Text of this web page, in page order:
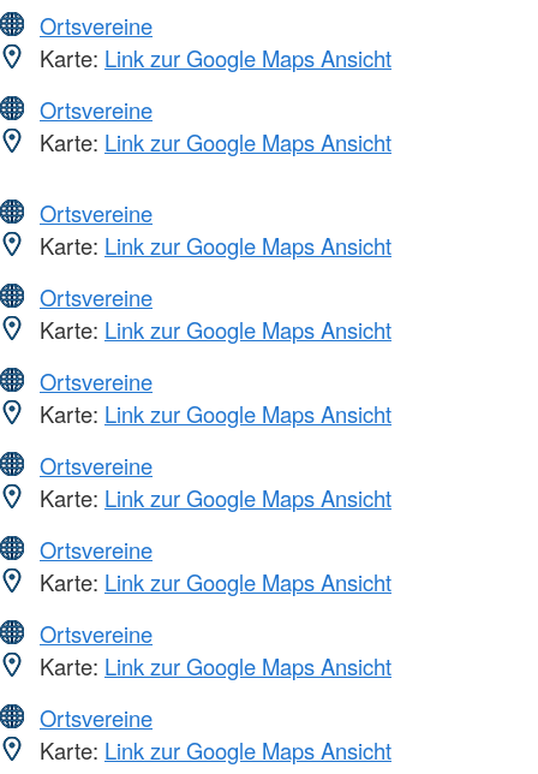
Ortsvereine
Karte: Link zur Google Maps Ansicht
Ortsvereine
Karte: Link zur Google Maps Ansicht
Ortsvereine
Karte: Link zur Google Maps Ansicht
Ortsvereine
Karte: Link zur Google Maps Ansicht
Ortsvereine
Karte: Link zur Google Maps Ansicht
Ortsvereine
Karte: Link zur Google Maps Ansicht
Ortsvereine
Karte: Link zur Google Maps Ansicht
Ortsvereine
Karte: Link zur Google Maps Ansicht
Ortsvereine
Karte: Link zur Google Maps Ansicht